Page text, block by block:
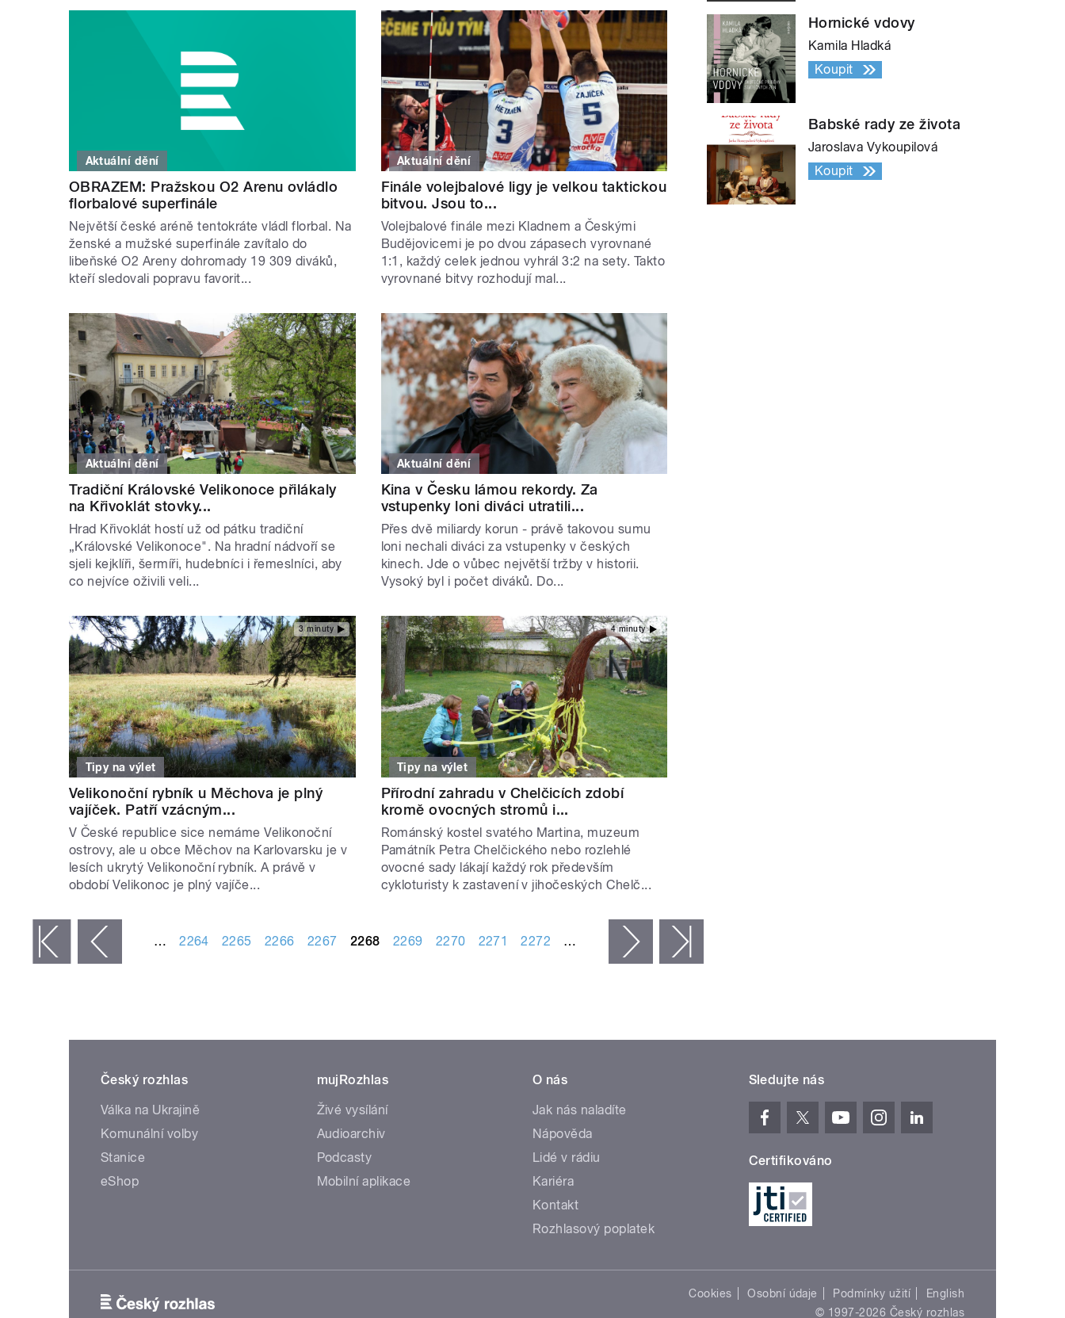
Aktuální dění
OBRAZEM: Pražskou O2 Arenu ovládlo
florbalové superfinále
Největší české aréně tentokráte vládl florbal. Na
ženské a mužské superfinále zavítalo do
libeňské O2 Areny dohromady 19 309 diváků,
kteří sledovali popravu favorit...
Aktuální dění
Finále volejbalové ligy je velkou taktickou
bitvou. Jsou to...
Volejbalové finále mezi Kladnem a Českými
Budějovicemi je po dvou zápasech vyrovnané
1:1, každý celek jednou vyhrál 3:2 na sety. Takto
vyrovnané bitvy rozhodují mal...
Aktuální dění
Tradiční Královské Velikonoce přilákaly
na Křivoklát stovky...
Hrad Křivoklát hostí už od pátku tradiční
„Královské Velikonoce". Na hradní nádvoří se
sjeli kejklíři, šermíři, hudebníci i řemeslníci, aby
co nejvíce oživili veli...
Aktuální dění
Kina v Česku lámou rekordy. Za
vstupenky loni diváci utratili...
Přes dvě miliardy korun - právě takovou sumu
loni nechali diváci za vstupenky v českých
kinech. Jde o vůbec největší tržby v historii.
Vysoký byl i počet diváků. Do...
3 minuty
Tipy na výlet
Velikonoční rybník u Měchova je plný
vajíček. Patří vzácným...
V České republice sice nemáme Velikonoční
ostrovy, ale u obce Měchov na Karlovarsku je v
lesích ukrytý Velikonoční rybník. A právě v
období Velikonoc je plný vajíče...
4 minuty
Tipy na výlet
Přírodní zahradu v Chelčicích zdobí
kromě ovocných stromů i...
Románský kostel svatého Martina, muzeum
Památník Petra Chelčického nebo rozlehlé
ovocné sady lákají každý rok především
cykloturisty k zastavení v jihočeských Chelč...
‹ předchozí … 2264 2265 2266 2267 2268 2269 2270 2271 2272 … následující ›
Hornické vdovy
Kamila Hladká
Koupit
Babské rady ze života
Jaroslava Vykoupilová
Koupit
Český rozhlas
Válka na Ukrajině
Komunální volby
Stanice
eShop
mujRozhlas
Živé vysílání
Audioarchiv
Podcasty
Mobilní aplikace
O nás
Jak nás naladíte
Nápověda
Lidé v rádiu
Kariéra
Kontakt
Rozhlasový poplatek
Sledujte nás
Certifikováno
Cookies Osobní údaje Podmínky užití
English
© 1997-2026 Český rozhlas